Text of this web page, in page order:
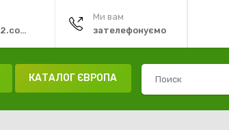
info@project112.com.ua
Ми вам
зателефонуємо
КАТАЛОГ ЄВРОПА